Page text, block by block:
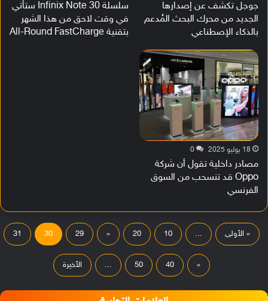
جوجل تكشف عن إصدارها
الجديد من محرك البحث المُدعم
بالذكاء الإصطناعي
سلسلة Infinix Note 30 ستأتي
في وقت لاحق من هذا الشهر
بتقنية All-Round FastCharge
18 يوليو 2025 0
مصادر داخلية تقول أن شركة
Oppo قد تنسحب من السوق
الفرنسي
« الأولى ...
10
20
«
29
30
31
»
40
50
... الأخيرة